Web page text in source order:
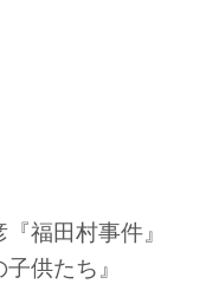
福田村事件』
供たち』